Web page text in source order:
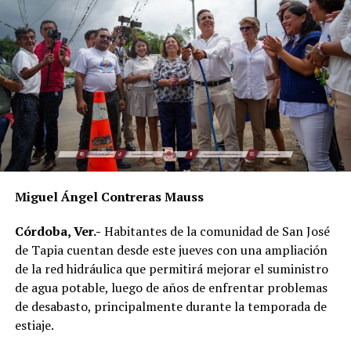
una herramienta para impulsar políticas públicas con
mayor impacto social.
Al evento acudieron el alcalde de Córdoba, Manuel
Alonso Cerezo; la síndica única, Irene Sedas González;
integrantes del Cabildo, así como la directora del DIF
Municipal, Luz del Carmen Lezama Rodríguez, y la
coordinadora de Bienestar Social, Dennis Araceli Lira
Tosqui.
También participaron Lisset Dalila Rojas Moreno,
Virginia Medorio Trujillo, presidenta de la Asociación
Emprender el Vuelo.
El diálogo permitió poner sobre la mesa la importancia
de fortalecer la participación de las mujeres en los
espacios públicos y comunitarios, además de generar
Miguel Ángel Contreras Mauss
Córdoba, Ver.- Habitantes de la comunidad de San José
de Tapia cuentan desde este jueves con una ampliación
de la red hidráulica que permitirá mejorar el suministro
de agua potable, luego de años de enfrentar problemas
de desabasto, principalmente durante la temporada de
estiaje.